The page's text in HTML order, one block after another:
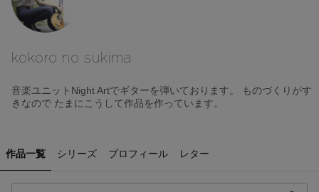
kokoro no sukima
音楽ユニットNight Artでギターを弾いております。 ものづくりがす
きなので たまにこうして作品を作っています。
作品一覧 シリーズ プロフィール レター